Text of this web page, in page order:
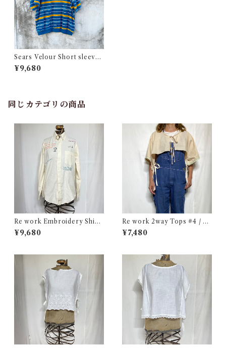
Sears Velour Short sleeve
Shirt / シアーズ ベロア ショ
ートスリーブ シャツ 古着
¥9,680
同じカテゴリの商品
Re work Embroidery Shirt
/ リワーク ハンド刺繍入り シ
ャツ 古着
¥9,680
Re work 2way Tops #4 / リ
ワーク 2way トップス 古着
¥7,480